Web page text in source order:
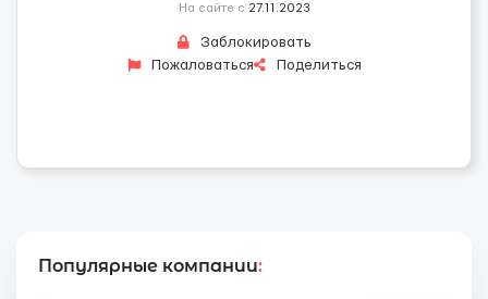
На сайте с 27.11.2023
Заблокировать
Пожаловаться
Поделиться
Популярные компании: